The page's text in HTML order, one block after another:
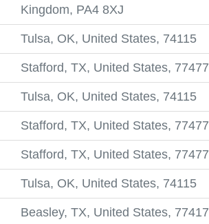
Kingdom, PA4 8XJ
Tulsa, OK, United States, 74115
Stafford, TX, United States, 77477
Tulsa, OK, United States, 74115
Stafford, TX, United States, 77477
Stafford, TX, United States, 77477
Tulsa, OK, United States, 74115
Beasley, TX, United States, 77417